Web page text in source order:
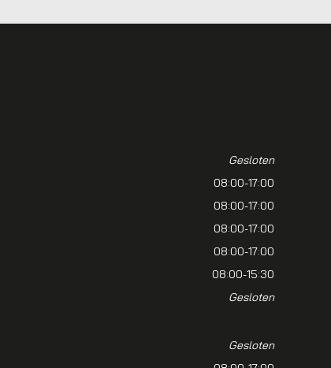
Gesloten
08:00-17:00
08:00-17:00
08:00-17:00
08:00-17:00
08:00-15:30
Gesloten
Gesloten